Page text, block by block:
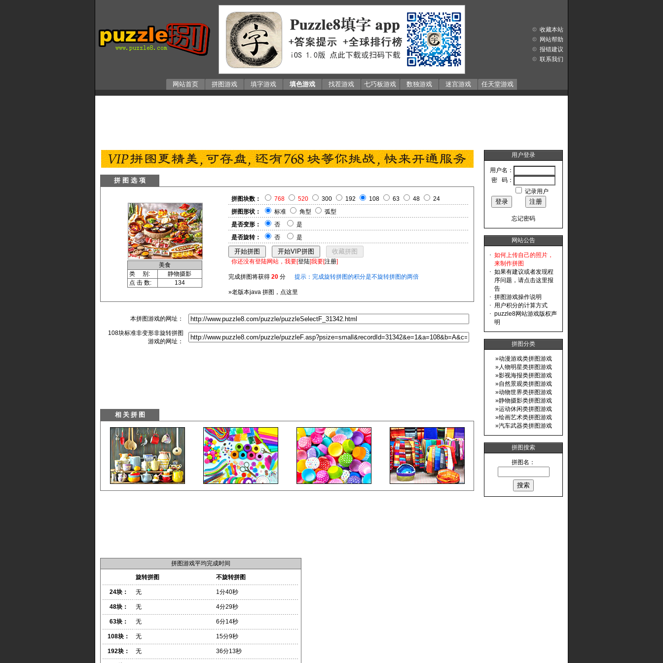
网站首页 拼图游戏 填字游戏 填色游戏 找茬游戏 七巧板游戏 数独游戏 迷宫游戏 任天堂游戏
收藏本站
网站帮助
报错建议
联系我们
拼 图 选 项
美食
类 别:
静物摄影
点 击 数:
134
拼图块数： 768 520 300 192 108 63 48
24
拼图形状：
标准 角型
弧型
是否变形：
否
是
是否旋转：
否 是
你还没有登陆网站，我要[登陆]我要[注册]
完成拼图将获得 20 分 提示：完成旋转拼图的积分是不旋转拼图的两倍
»老版本java 拼图，点这里
本拼图游戏的网址：
108块标准非变形非旋转拼图
游戏的网址：
拼图游戏平均完成时间
旋转拼图
不旋转拼图
24块： 无 1分40秒
48块： 无 4分29秒
63块： 无 6分14秒
108块： 无 15分9秒
192块： 无 36分13秒
用户登录
用户名：
密 码：
记录用户
忘记密码
网站公告
· 如何上传自己的照片，
来制作拼图
· 如果有建议或者发现程
序问题，请点击这里报
告
· 拼图游戏操作说明
· 用户积分的计算方式
· puzzle8网站游戏版权声
明
拼图分类
»动漫游戏类拼图游戏
»人物明星类拼图游戏
»影视海报类拼图游戏
»自然景观类拼图游戏
»动物世界类拼图游戏
»静物摄影类拼图游戏
»运动休闲类拼图游戏
»绘画艺术类拼图游戏
»汽车武器类拼图游戏
拼图搜索
拼图名：